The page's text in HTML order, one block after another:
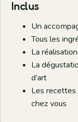
Inclus
Un
Tous les
La
La
d’art
Les recettes
chez vous